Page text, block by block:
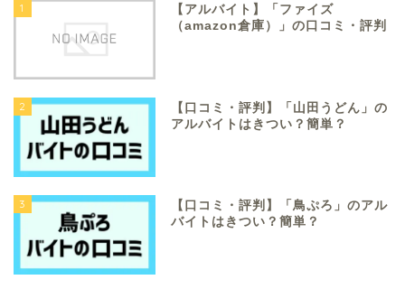
1
【アルバイト】「ファイズ
（amazon倉庫）」の口コミ・評判
2
【口コミ・評判】「山田うどん」の
アルバイトはきつい？簡単？
3
【口コミ・評判】「鳥ぷろ」のアル
バイトはきつい？簡単？